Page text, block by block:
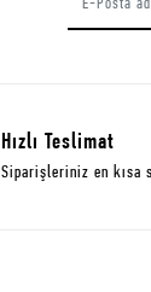
Hızlı Teslimat
Siparişleriniz en kısa